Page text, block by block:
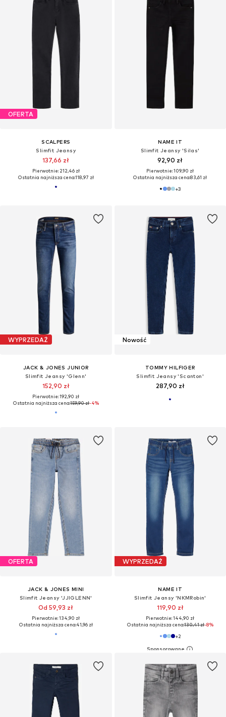
OFERTA
SCALPERS
Slimfit Jeansy
137,66 zł
Pierwotnie: 212,46 zł
Ostatnia najniższa cena:118,97 zł
NAME IT
Slimfit Jeansy 'Silas'
92,90 zł
Pierwotnie: 109,90 zł
Ostatnia najniższa cena:83,61 zł
+3
WYPRZEDAŻ
JACK & JONES JUNIOR
Slimfit Jeansy 'Glenn'
152,90 zł
Pierwotnie: 192,90 zł
Ostatnia najniższa cena:159,90 zł-4%
Nowość
TOMMY HILFIGER
Slimfit Jeansy 'Scanton'
287,90 zł
OFERTA
JACK & JONES MINI
Slimfit Jeansy 'JJIGLENN'
Od 59,93 zł
Pierwotnie: 134,90 zł
Ostatnia najniższa cena:41,96 zł
WYPRZEDAŻ
NAME IT
Slimfit Jeansy 'NKMRobin'
119,90 zł
Pierwotnie: 144,90 zł
Ostatnia najniższa cena:130,41 zł-8%
+2